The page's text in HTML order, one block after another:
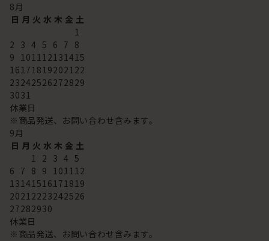
8月
日 月 火 水 木 金 土
1
2 3 4 5 6 7 8
9 101112131415
16171819202122
23242526272829
3031
休業日
※商品発送、お問い合わせ含みます。
9月
日 月 火 水 木 金 土
1 2 3 4 5
6 7 8 9 101112
13141516171819
20212223242526
27282930
休業日
※商品発送、お問い合わせ含みます。